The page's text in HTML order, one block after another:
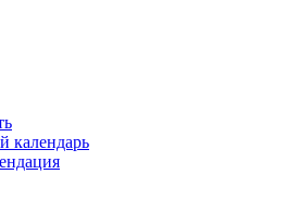
календарь